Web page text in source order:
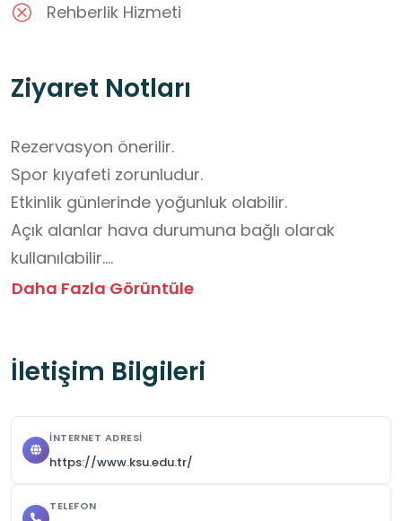
Rehberlik Hizmeti
Ziyaret Notları
Rezervasyon önerilir.
Spor kıyafeti zorunludur.
Etkinlik günlerinde yoğunluk olabilir.
Açık alanlar hava durumuna bağlı olarak
kullanılabilir.
Ziyaret Saatleri: Hafta içi 08.00–22.00 arası
Daha Fazla Görüntüle
İletişim Bilgileri
İNTERNET ADRESI
https://www.ksu.edu.tr/
TELEFON